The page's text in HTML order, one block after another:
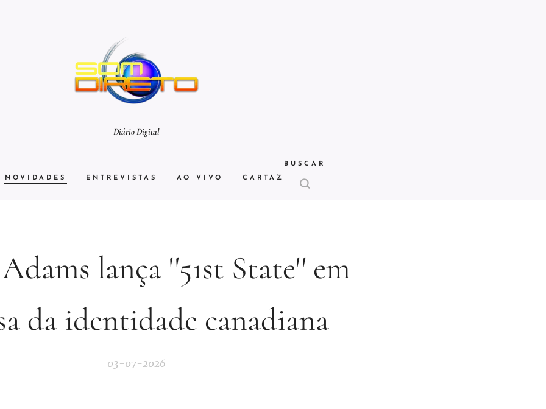
Diário Digital
NOVIDADES ENTREVISTAS AO VIVO CARTAZ
BUSCAR
lança ''51st State'' em
da identidade canadiana
03-07-2026